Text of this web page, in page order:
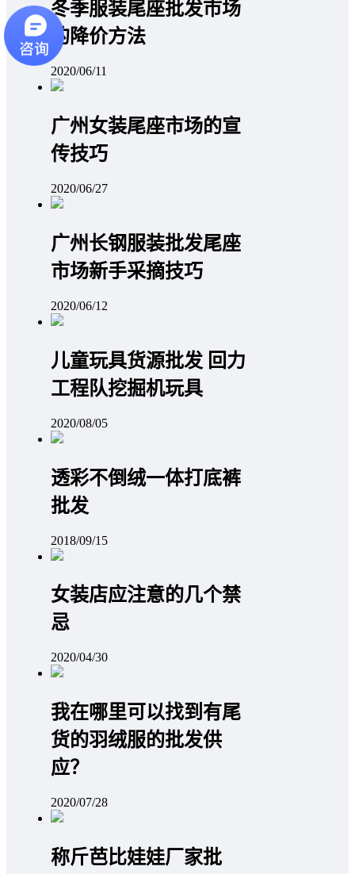
冬季服装尾座批发市场
的降价方法
2020/06/11
广州女装尾座市场的宣
传技巧
2020/06/27
广州长钢服装批发尾座
市场新手采摘技巧
2020/06/12
儿童玩具货源批发 回力
工程队挖掘机玩具
2020/08/05
透彩不倒绒一体打底裤
批发
2018/09/15
女装店应注意的几个禁
忌
2020/04/30
我在哪里可以找到有尾
货的羽绒服的批发供
应？
2020/07/28
称斤芭比娃娃厂家批